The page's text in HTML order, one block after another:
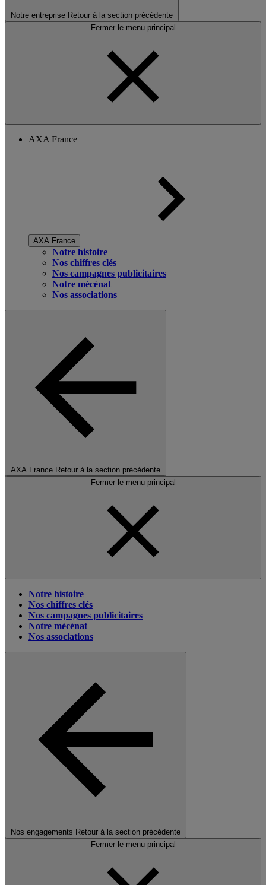
Notre entreprise Retour à la section précédente
Fermer le menu principal
AXA France
AXA France
Notre histoire
Nos chiffres clés
Nos campagnes publicitaires
Notre mécénat
Nos associations
AXA France Retour à la section précédente
Fermer le menu principal
Notre histoire
Nos chiffres clés
Nos campagnes publicitaires
Notre mécénat
Nos associations
Nos engagements Retour à la section précédente
Fermer le menu principal